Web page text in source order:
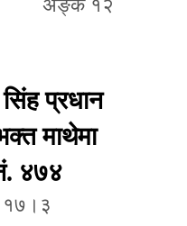
अङ्क १२
सिंह प्रधान
माथेमा
४७४